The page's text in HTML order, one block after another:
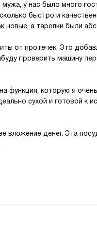
у нас было много
быстро и
новые, а тарелки были
от протечек. Это
проверить машину
функция, которую я
сухой и готовой к
вложение денег. Эта